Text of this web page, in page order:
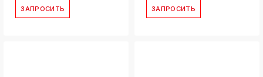
ЗАПРОСИТЬ ЗАПРОСИТЬ